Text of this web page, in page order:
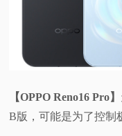
【OPPO Reno16 Pro】
B版，可能是为了控制